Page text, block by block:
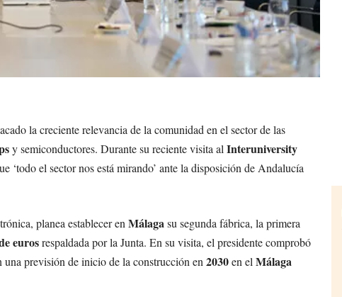
la creciente relevancia de la comunidad en el sector de las
y semiconductores. Durante su reciente visita alInteruniversity
‘todo el sector nos está mirando’ ante la disposición de Andalucía
planea establecer enMálagasu segunda fábrica, la primera
eurosrespaldada por la Junta. En su visita, el presidente comprobó
una previsión de inicio de la construcción en2030en elMálaga